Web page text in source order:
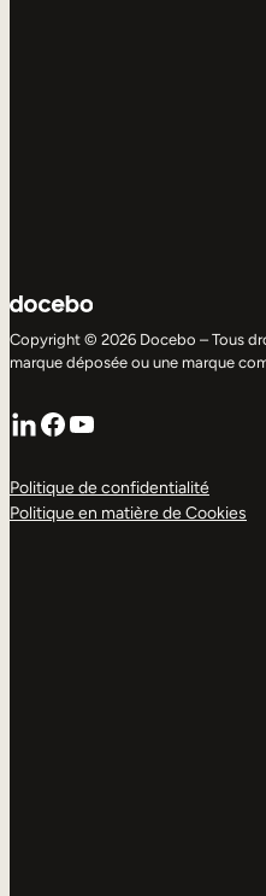
Copyright © 2026 Docebo – Tous
marque déposée ou une marque
LinkedIn
Facebook
YouTube
Politique de confidentialité
Politique en matière de Cookies